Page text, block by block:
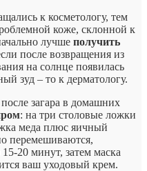
к косметологу, тем
коже, склонной к
лучше получить
после возвращения из
на солнце появилась
зуд – то к дерматологу.
загара в домашних
: на три столовые ложки
меда плюс яичный
перемешиваются,
20 минут, затем маска
ваш уходовый крем.